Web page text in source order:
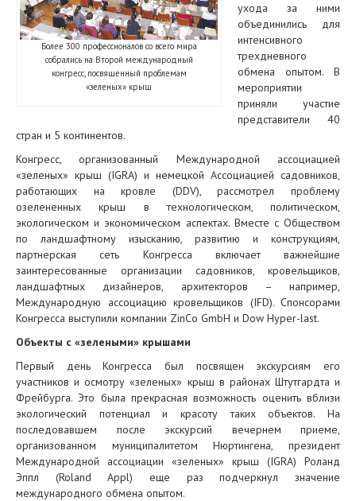
Более 300 профессионалов со всего мира
собрались на Второй международный
конгресс, посвященный проблемам
«зеленых» крыш
ухода за ними
объединились для
интенсивного
трехдневного
обмена опытом. В
мероприятии
приняли участие
представители 40
стран и 5 континентов.
Конгресс, организованный Международной ассоциацией
«зеленых» крыш (IGRA) и немецкой Ассоциацией садовников,
работающих на кровле (DDV), рассмотрел проблему
озелененных крыш в технологическом, политическом,
экологическом и экономическом аспектах. Вместе с Обществом
по ландшафтному изысканию, развитию и конструкциям,
партнерская сеть Конгресса включает важнейшие
заинтересованные организации садовников, кровельщиков,
ландшафтных дизайнеров, архитекторов – например,
Международную ассоциацию кровельщиков (IFD). Спонсорами
Конгресса выступили компании ZinCo GmbH и Dow Hyper-last.
Объекты с «зелеными» крышами
Первый день Конгресса был посвящен экскурсиям его
участников и осмотру «зеленых» крыш в районах Штутгардта и
Фрейбурга. Это была прекрасная возможность оценить вблизи
экологический потенциал и красоту таких объектов. На
последовавшем после экскурсий вечернем приеме,
организованном муниципалитетом Нюртингена, президент
Международной ассоциации «зеленых» крыш (IGRA) Роланд
Эппл (Roland Appl) еще раз подчеркнул значение
международного обмена опытом.